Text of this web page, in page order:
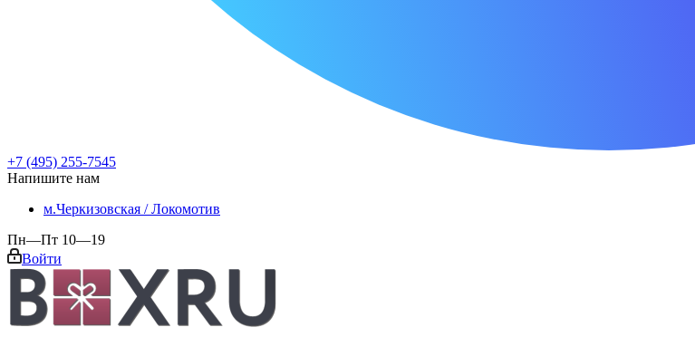
+7 (495) 255-7545
Напишите нам
м.Черкизовская / Локомотив
Пн—Пт 10—19
Войти